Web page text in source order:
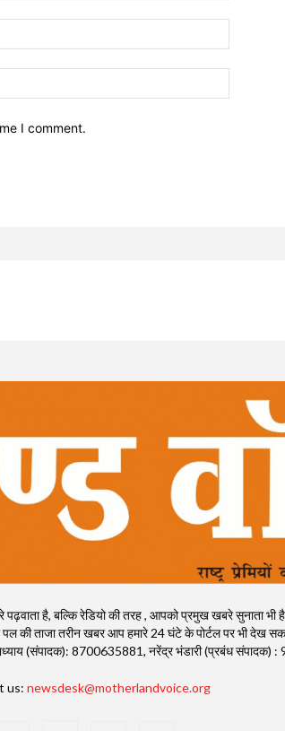
I comment.
है, बल्कि रेडियो की तरह , आपको प्रमुख खबरे सुनाता भी है।
की ताजा तरीन खबर आप हमारे 24 घंटे के पोर्टल पर भी देख
(संपादक): 8700635881, नरेंद्र भंडारी (प्रबंध संपादक)
us: newsdesk@motherlandvoice.org